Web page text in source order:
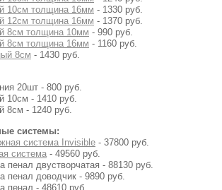
10см толщина 16мм - 1330 руб.
12см толщина 16мм - 1370 руб.
8см толщина 10мм - 990 руб.
8см толщина 16мм - 1160 руб.
8см - 1430 руб.
20шт - 800 руб.
10см - 1410 руб.
8см - 1240 руб.
системы:
система Invisible - 37800 руб.
система - 49560 руб.
пенал двустворчатая - 88130 руб.
пенал доводчик - 9890 руб.
пенал - 48610 руб.